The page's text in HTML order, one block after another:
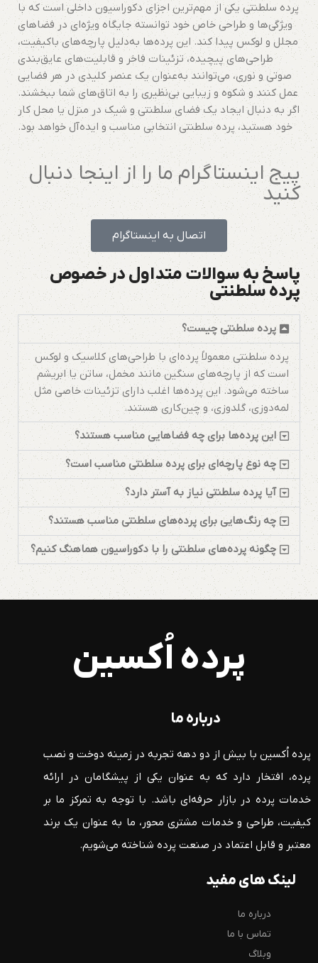
پرده سلطنتی یکی از مهم‌ترین اجزای دکوراسیون داخلی است که با
ویژگی‌ها و طراحی خاص خود توانسته جایگاه ویژه‌ای در فضاهای
مجلل و لوکس پیدا کند. این پرده‌ها به‌دلیل پارچه‌های باکیفیت،
طراحی‌های پیچیده، تزئینات فاخر و قابلیت‌های عایق‌بندی
صوتی و نوری، می‌توانند به‌عنوان یک عنصر کلیدی در هر فضایی
عمل کنند و شکوه و زیبایی بی‌نظیری را به اتاق‌های شما ببخشند.
اگر به دنبال ایجاد یک فضای سلطنتی و شیک در منزل یا محل کار
خود هستید، پرده سلطنتی انتخابی مناسب و ایده‌آل خواهد بود.
پیج اینستاگرام ما را از اینجا دنبال
کنید
اتصال به اینستاگرام
پاسخ به سوالات متداول در خصوص
پرده سلطنتی
پرده سلطنتی چیست؟
پرده سلطنتی معمولاً پرده‌ای با طراحی‌های کلاسیک و لوکس
است که از پارچه‌های سنگین مانند مخمل، ساتن یا ابریشم
ساخته می‌شود. این پرده‌ها اغلب دارای تزئینات خاصی مثل
لمه‌دوزی، گلدوزی، و چین‌کاری هستند.
این پرده‌ها برای چه فضاهایی مناسب هستند؟
چه نوع پارچه‌ای برای پرده سلطنتی مناسب است؟
آیا پرده سلطنتی نیاز به آستر دارد؟
چه رنگ‌هایی برای پرده‌های سلطنتی مناسب هستند؟
چگونه پرده‌های سلطنتی را با دکوراسیون هماهنگ کنیم؟
پرده اُکسین
درباره ما
پرده اُکسین با بیش از دو دهه تجربه در زمینه دوخت و نصب
پرده، افتخار دارد که به عنوان یکی از پیشگامان در ارائه
خدمات پرده در بازار حرفه‌ای باشد. با توجه به تمرکز ما بر
کیفیت، طراحی و خدمات مشتری محور، ما به عنوان یک برند
معتبر و قابل اعتماد در صنعت پرده شناخته می‌شویم.
لینک های مفید
درباره ما
تماس با ما
وبلاگ